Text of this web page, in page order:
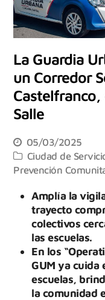
La Guardia
un Corredor
Castelfranco,
Salle
05/03/2025
Ciudad de
Prevención
Amplía la
trayecto
colectivos
las escuelas.
En los
GUM ya cuida
escuelas,
la comunidad